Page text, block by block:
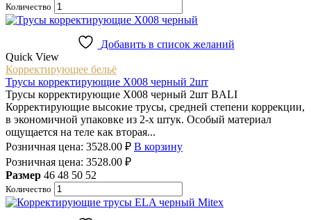
Количество
Добавить в список желаний
Quick View
Корректирующее бельё
Трусы корректирующие X008 черный 2шт
Трусы корректирующие X008 черный 2шт BALI
Корректирующие высокие трусы, средней степени коррекции,
в экономичной упаковке из 2-х штук. Особый материал
ощущается на теле как вторая...
Розничная цена: 3528.00 ₽ В корзину
Розничная цена: 3528.00 ₽
Размер 46 48 50 52
Количество